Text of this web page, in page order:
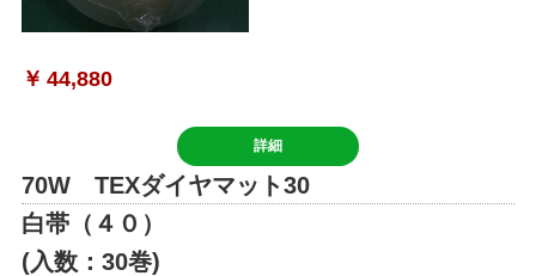
￥ 44,880
詳細
70W TEXダイヤマット30
白帯（４０）
(入数：30巻)